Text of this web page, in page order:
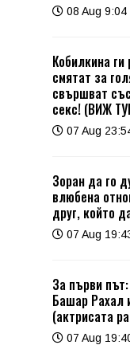
08 Aug 9:04
Кобилкина
смятат за
свършват
секс! (ВИЖ
07 Aug
Зоран да го
влюбена
друг, който
07 Aug
За първи
Башар Рахал
(актрисата
07 Aug